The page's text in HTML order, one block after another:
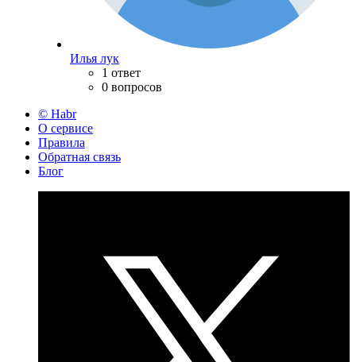
Илья лук
1 ответ
0 вопросов
© Habr
О сервисе
Правила
Обратная связь
Блог